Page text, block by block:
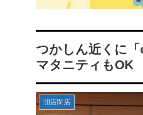
つかしん近くに
マタニティもOK
開店閉店